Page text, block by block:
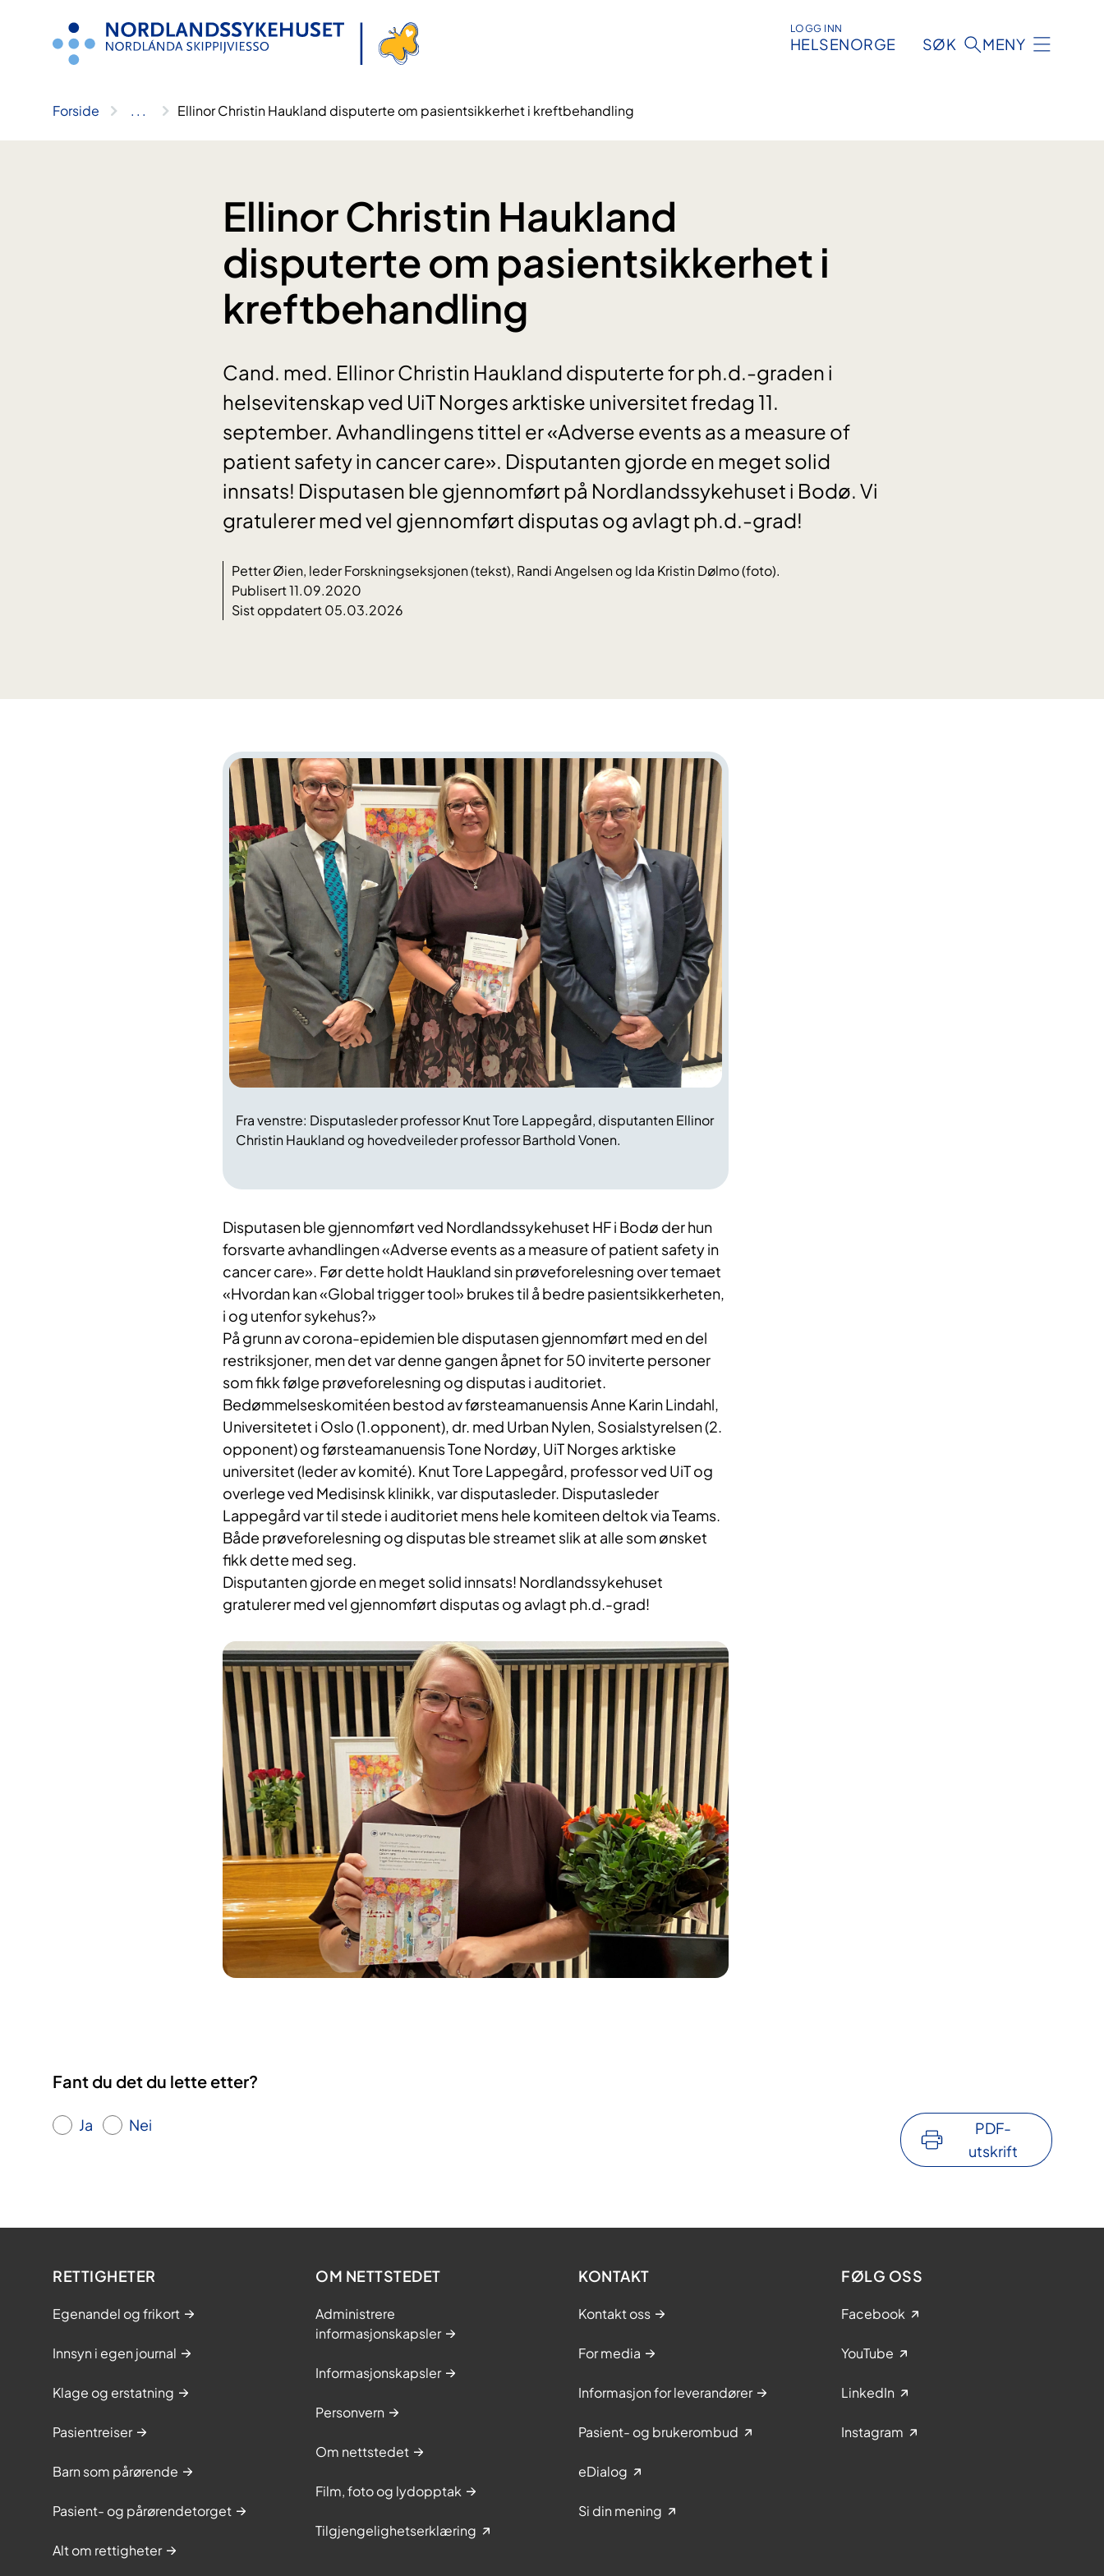
LOGG INN
HELSENORGE SØK MENY
Forside .. . Ellinor Christin Haukland disputerte om pasientsikkerhet i kreftbehandling
Ellinor Christin Haukland
disputerte om pasientsikkerhet i
kreftbehandling
Cand. med. Ellinor Christin Haukland disputerte for ph.d.-graden i
helsevitenskap ved UiT Norges arktiske universitet fredag 11.
september. Avhandlingens tittel er «Adverse events as a measure of
patient safety in cancer care». Disputanten gjorde en meget solid
innsats! Disputasen ble gjennomført på Nordlandssykehuset i Bodø. Vi
gratulerer med vel gjennomført disputas og avlagt ph.d.-grad!
Petter Øien, leder Forskningseksjonen (tekst), Randi Angelsen og Ida Kristin Dølmo (foto).
Publisert 11.09.2020
Sist oppdatert 05.03.2026
Fra venstre: Disputasleder professor Knut Tore Lappegård, disputanten Ellinor
Christin Haukland og hovedveileder professor Barthold Vonen.
Disputasen ble gjennomført ved Nordlandssykehuset HF i Bodø der hun
forsvarte avhandlingen «Adverse events as a measure of patient safety in
cancer care». Før dette holdt Haukland sin prøveforelesning over temaet
«Hvordan kan «Global trigger tool» brukes til å bedre pasientsikkerheten,
i og utenfor sykehus?»
På grunn av corona-epidemien ble disputasen gjennomført med en del
restriksjoner, men det var denne gangen åpnet for 50 inviterte personer
som fikk følge prøveforelesning og disputas i auditoriet.
Bedømmelseskomitéen bestod av førsteamanuensis Anne Karin Lindahl,
Universitetet i Oslo (1.opponent), dr. med Urban Nylen, Sosialstyrelsen (2.
opponent) og førsteamanuensis Tone Nordøy, UiT Norges arktiske
universitet (leder av komité). Knut Tore Lappegård, professor ved UiT og
overlege ved Medisinsk klinikk, var disputasleder. Disputasleder
Lappegård var til stede i auditoriet mens hele komiteen deltok via Teams.
Både prøveforelesning og disputas ble streamet slik at alle som ønsket
fikk dette med seg.
Disputanten gjorde en meget solid innsats! Nordlandssykehuset
gratulerer med vel gjennomført disputas og avlagt ph.d.-grad!
Fant du det du lette etter?
Ja Nei
PDF-
utskrift
RETTIGHETER
Egenandel og frikort
Innsyn i egen journal
Klage og erstatning
Pasientreiser
Barn som pårørende
Pasient- og pårørendetorget
Alt om rettigheter
OM NETTSTEDET
Administrere
informasjonskapsler
Informasjonskapsler
Personvern
Om nettstedet
Film, foto og lydopptak
Tilgjengelighetserklæring
KONTAKT
Kontakt oss
For media
Informasjon for leverandører
Pasient- og brukerombud
eDialog
Si din mening
FØLG OSS
Facebook
YouTube
LinkedIn
Instagram